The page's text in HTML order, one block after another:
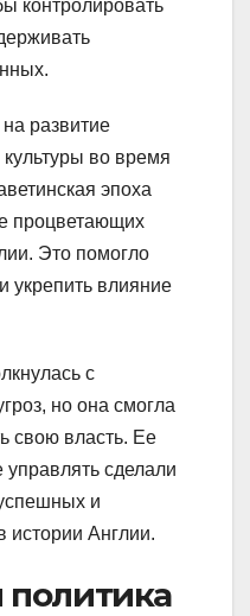
контролировать
развитие
культуры во время
эпоха
процветающих
Это помогло
укрепить влияние
с
но она смогла
свою власть. Ее
сделали
и
Англии.
политика